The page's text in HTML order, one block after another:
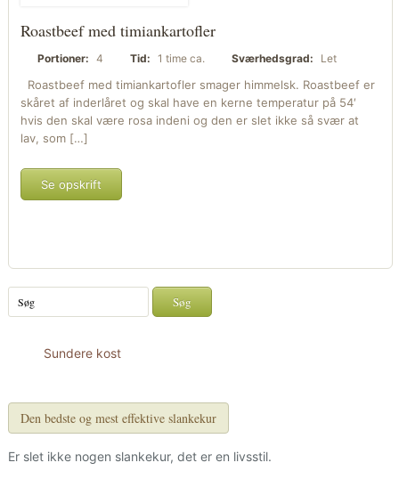
Roastbeef med timiankartofler
Portioner: 4 Tid: 1 time ca. Sværhedsgrad: Let
Roastbeef med timiankartofler smager himmelsk. Roastbeef er
skåret af inderlåret og skal have en kerne temperatur på 54′
hvis den skal være rosa indeni og den er slet ikke så svær at
lav, som […]
Se opskrift
Sundere kost
Den bedste og mest effektive slankekur
Er slet ikke nogen slankekur, det er en livsstil.